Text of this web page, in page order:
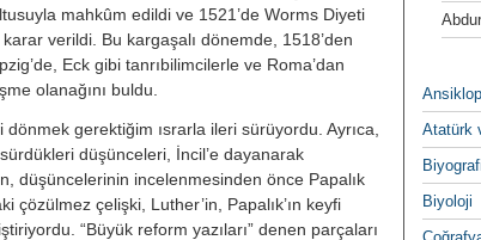
mahkûm edildi ve 1521’de Worms Diyeti
veril­di. Bu kargaşalı dönemde, 1518’den
Eck gibi tanrıbilimcilerle ve Roma’dan
olanağını buldu.
gerektiğim ısrar­la ileri sürüyordu. Ayrıca,
düşünceleri, İncil’e daya­narak
düşüncelerinin in­celenmesinden önce Papalık
çelişki, Luther’in, Papalık’ın keyfi
“Büyük reform yazıları” denen par­çaları
Atatürk
Biyoloji